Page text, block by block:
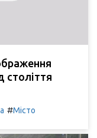
століття
#Місто